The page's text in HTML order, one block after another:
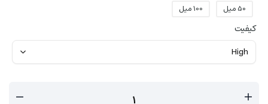
50 میل
100 میل
کیفیت